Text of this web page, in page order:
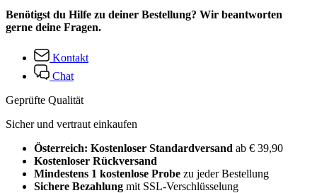
Benötigst du Hilfe zu deiner Bestellung? Wir beantworten
gerne deine Fragen.
Kontakt
Chat
Geprüfte Qualität
Sicher und vertraut einkaufen
Österreich: Kostenloser Standardversand ab € 39,90
Kostenloser Rückversand
Mindestens 1 kostenlose Probe zu jeder Bestellung
Sichere Bezahlung mit SSL-Verschlüsselung